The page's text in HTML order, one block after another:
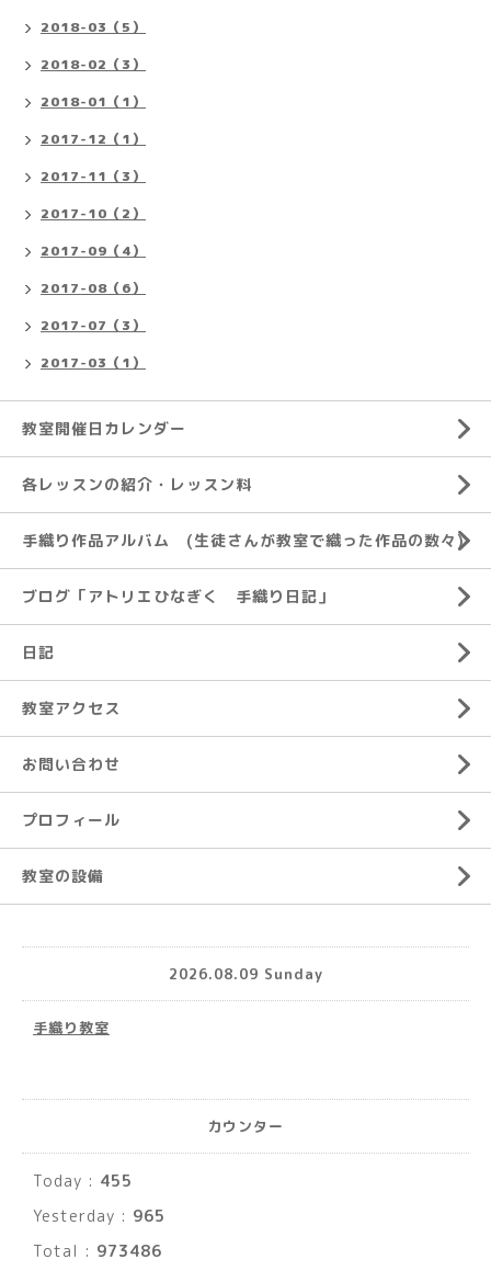
2018-03（5）
2018-02（3）
2018-01（1）
2017-12（1）
2017-11（3）
2017-10（2）
2017-09（4）
2017-08（6）
2017-07（3）
2017-03（1）
教室開催日カレンダー
各レッスンの紹介・レッスン料
手織り作品アルバム (生徒さんが教室で織った作品の数々)
ブログ「アトリエひなぎく 手織り日記」
日記
教室アクセス
お問い合わせ
プロフィール
教室の設備
2026.08.09 Sunday
手織り教室
カウンター
Today : 455
Yesterday : 965
Total : 973486